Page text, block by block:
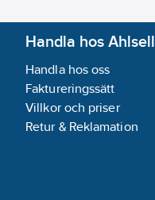
Handla hos Ahlsell
Handla hos oss
Faktureringssätt
Villkor och priser
Retur & Reklamation